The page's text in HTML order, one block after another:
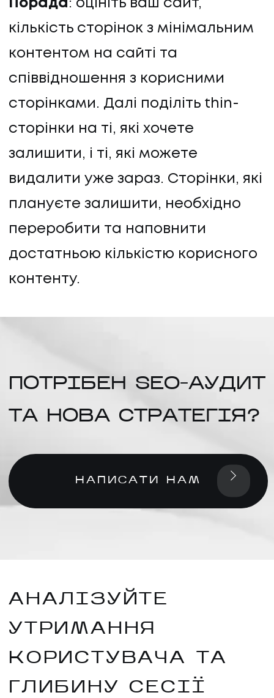
Порада : оцініть ваш сайт,
кількість сторінок з мінімальним
контентом на сайті та
співвідношення з корисними
сторінками. Далі поділіть thin-
сторінки на ті, які хочете
залишити, і ті, які можете
видалити уже зараз. Сторінки, які
плануєте залишити, необхідно
переробити та наповнити
достатньою кількістю корисного
контенту.
ПОТРІБЕН SEO-АУДИТ
ТА НОВА СТРАТЕГІЯ?
НАПИСАТИ НАМ
АНАЛІЗУЙТЕ
УТРИМАННЯ
КОРИСТУВАЧА ТА
ГЛИБИНУ СЕСІЇ